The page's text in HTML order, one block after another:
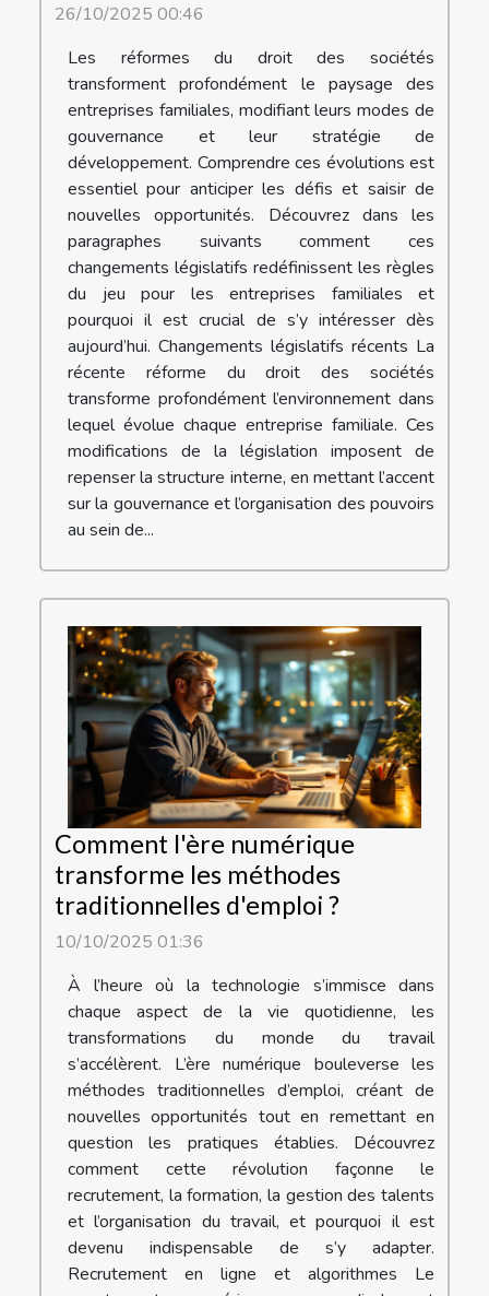
26/10/2025 00:46
Les réformes du droit des sociétés
transforment profondément le paysage des
entreprises familiales, modifiant leurs modes de
gouvernance et leur stratégie de
développement. Comprendre ces évolutions est
essentiel pour anticiper les défis et saisir de
nouvelles opportunités. Découvrez dans les
paragraphes suivants comment ces
changements législatifs redéfinissent les règles
du jeu pour les entreprises familiales et
pourquoi il est crucial de s’y intéresser dès
aujourd’hui. Changements législatifs récents La
récente réforme du droit des sociétés
transforme profondément l’environnement dans
lequel évolue chaque entreprise familiale. Ces
modifications de la législation imposent de
repenser la structure interne, en mettant l’accent
sur la gouvernance et l’organisation des pouvoirs
au sein de...
Comment l'ère numérique
transforme les méthodes
traditionnelles d'emploi ?
10/10/2025 01:36
À l’heure où la technologie s’immisce dans
chaque aspect de la vie quotidienne, les
transformations du monde du travail
s’accélèrent. L’ère numérique bouleverse les
méthodes traditionnelles d’emploi, créant de
nouvelles opportunités tout en remettant en
question les pratiques établies. Découvrez
comment cette révolution façonne le
recrutement, la formation, la gestion des talents
et l’organisation du travail, et pourquoi il est
devenu indispensable de s’y adapter.
Recrutement en ligne et algorithmes Le